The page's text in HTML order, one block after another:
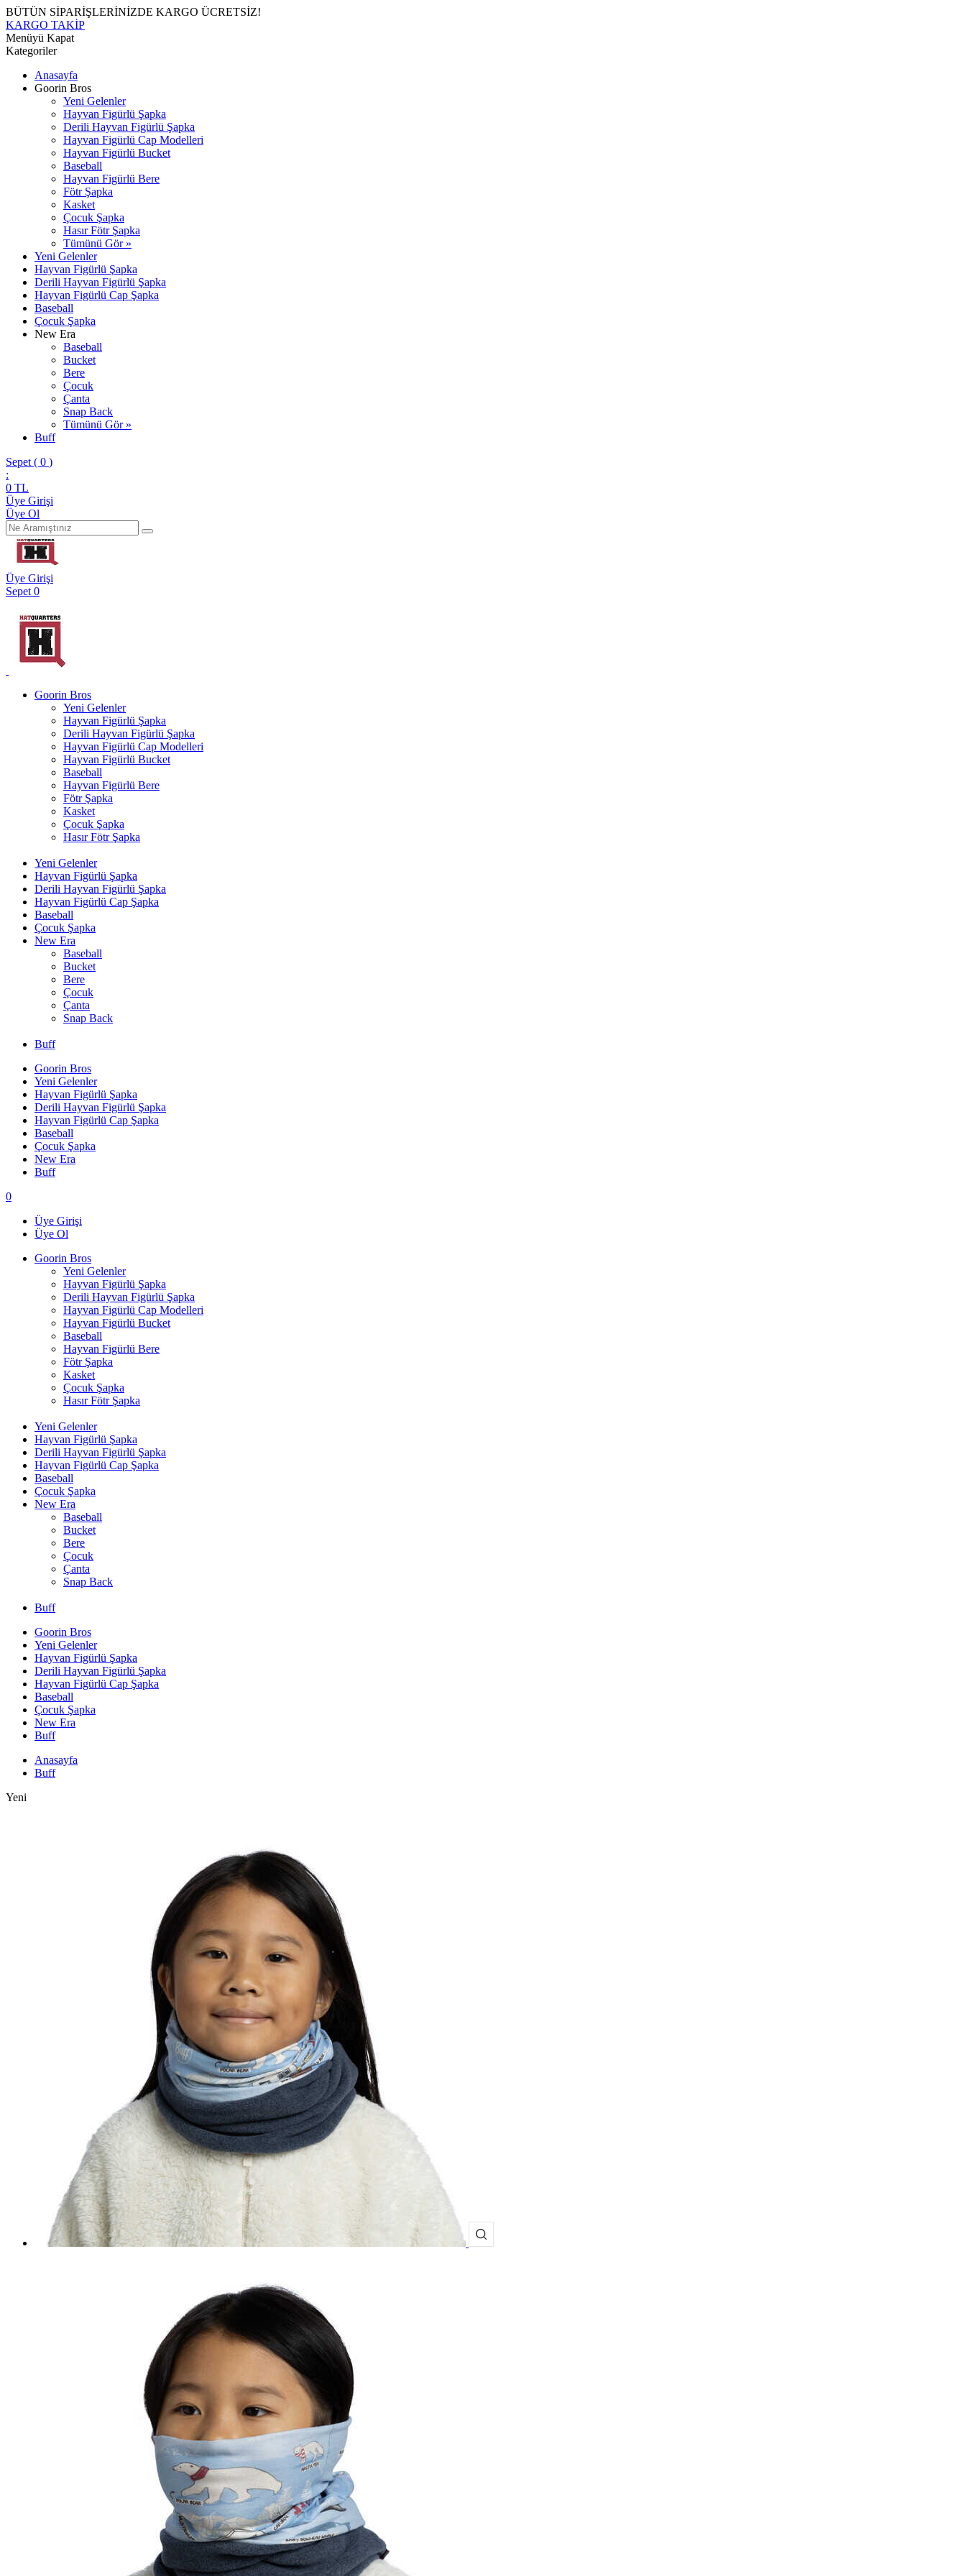
BÜTÜN SİPARİŞLERİNİZDE KARGO ÜCRETSİZ!
KARGO TAKİP
Menüyü Kapat
Kategoriler
Anasayfa
Goorin Bros
Yeni Gelenler
Hayvan Figürlü Şapka
Derili Hayvan Figürlü Şapka
Hayvan Figürlü Cap Modelleri
Hayvan Figürlü Bucket
Baseball
Hayvan Figürlü Bere
Fötr Şapka
Kasket
Çocuk Şapka
Hasır Fötr Şapka
Tümünü Gör »
Yeni Gelenler
Hayvan Figürlü Şapka
Derili Hayvan Figürlü Şapka
Hayvan Figürlü Cap Şapka
Baseball
Çocuk Şapka
New Era
Baseball
Bucket
Bere
Çocuk
Çanta
Snap Back
Tümünü Gör »
Buff
Sepet ( 0 )
:
0 TL
Üye Girişi
Üye Ol
Üye Girişi
Sepet 0
Goorin Bros
Yeni Gelenler
Hayvan Figürlü Şapka
Derili Hayvan Figürlü Şapka
Hayvan Figürlü Cap Modelleri
Hayvan Figürlü Bucket
Baseball
Hayvan Figürlü Bere
Fötr Şapka
Kasket
Çocuk Şapka
Hasır Fötr Şapka
Yeni Gelenler
Hayvan Figürlü Şapka
Derili Hayvan Figürlü Şapka
Hayvan Figürlü Cap Şapka
Baseball
Çocuk Şapka
New Era
Baseball
Bucket
Bere
Çocuk
Çanta
Snap Back
Buff
Goorin Bros
Yeni Gelenler
Hayvan Figürlü Şapka
Derili Hayvan Figürlü Şapka
Hayvan Figürlü Cap Şapka
Baseball
Çocuk Şapka
New Era
Buff
0
Üye Girişi
Üye Ol
Goorin Bros
Yeni Gelenler
Hayvan Figürlü Şapka
Derili Hayvan Figürlü Şapka
Hayvan Figürlü Cap Modelleri
Hayvan Figürlü Bucket
Baseball
Hayvan Figürlü Bere
Fötr Şapka
Kasket
Çocuk Şapka
Hasır Fötr Şapka
Yeni Gelenler
Hayvan Figürlü Şapka
Derili Hayvan Figürlü Şapka
Hayvan Figürlü Cap Şapka
Baseball
Çocuk Şapka
New Era
Baseball
Bucket
Bere
Çocuk
Çanta
Snap Back
Buff
Goorin Bros
Yeni Gelenler
Hayvan Figürlü Şapka
Derili Hayvan Figürlü Şapka
Hayvan Figürlü Cap Şapka
Baseball
Çocuk Şapka
New Era
Buff
Anasayfa
Buff
Yeni